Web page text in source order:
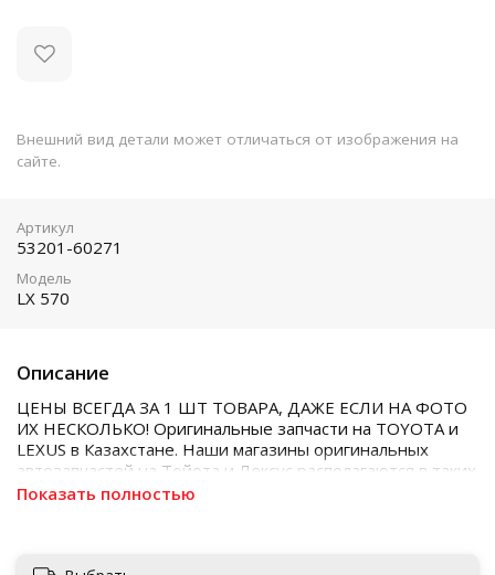
Внешний вид детали может отличаться от изображения на
сайте.
Описание
ЦЕНЫ ВСЕГДА ЗА 1 ШТ ТОВАРА, ДАЖЕ ЕСЛИ НА ФОТО
ИХ НЕСКОЛЬКО! Оригинальные запчасти на TOYOTA и
LEXUS в Казахстане. Наши магазины оригинальных
автозапчастей на Тойота и Лексус располагаются в таких
городах как Алматы, Астана, Шымкент, Кызылорда и
Показать полностью
Артикул
53201-60271
Модель
LX 570